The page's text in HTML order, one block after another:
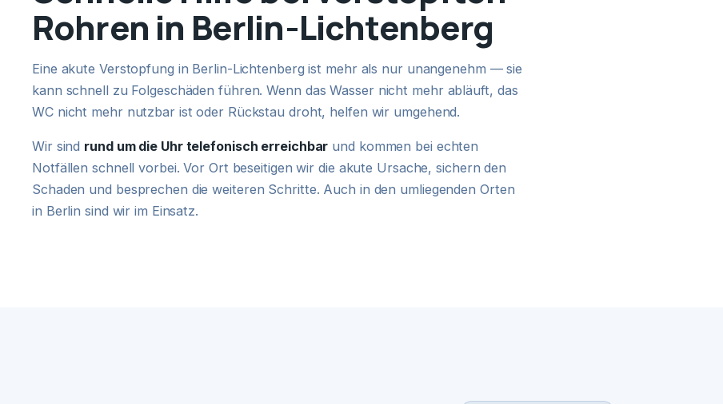
Rohren in Berlin-Lichtenberg
Eine akute Verstopfung in Berlin-Lichtenberg ist mehr als nur unangenehm — sie
kann schnell zu Folgeschäden führen. Wenn das Wasser nicht mehr abläuft, das
WC nicht mehr nutzbar ist oder Rückstau droht, helfen wir umgehend.
Wir sind rund um die Uhr telefonisch erreichbar und kommen bei echten
Notfällen schnell vorbei. Vor Ort beseitigen wir die akute Ursache, sichern den
Schaden und besprechen die weiteren Schritte. Auch in den umliegenden Orten
in Berlin sind wir im Einsatz.